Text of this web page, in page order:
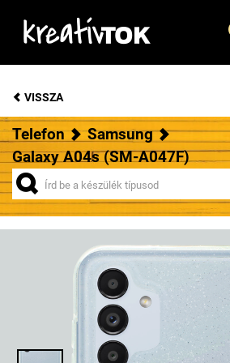
VISSZA
Telefon
Samsung
Galaxy A04s (SM-A047F)